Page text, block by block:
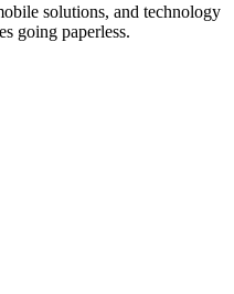
solutions, and technology
going paperless.